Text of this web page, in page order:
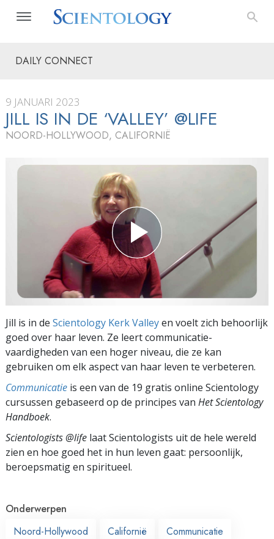
DAILY CONNECT
9 JANUARI 2023
JILL IS IN DE ‘VALLEY’ @LIFE
NOORD-HOLLYWOOD, CALIFORNIË
Jill is in de Scientology Kerk Valleyen voelt zich behoorlijk
goed over haar leven. Ze leert communicatie­
vaardigheden van een hoger niveau, die ze kan
gebruiken om elk aspect van haar leven te verbeteren.
Communicatie is een van de 19 gratis online Scientology
cursussen gebaseerd op de principes van Het Scientology
Handboek.
Scientologists @life laat Scientologists uit de hele wereld
zien en hoe goed het in hun leven gaat: persoonlijk,
beroepsmatig en spiritueel.
Onderwerpen
Noord-Hollywood
Californië Communicatie